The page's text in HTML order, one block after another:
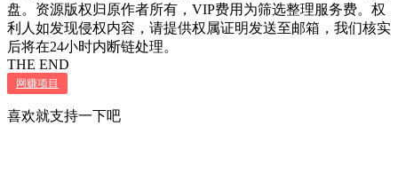
盘。资源版权归原作者所有，VIP费用为筛选整理服务费。权
利人如发现侵权内容，请提供权属证明发送至邮箱，我们核实
后将在24小时内断链处理。
THE END
网赚项目
喜欢就支持一下吧